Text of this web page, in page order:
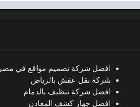
افضل شركة تصميم مواقع في مصر
شركة نقل عفش بالرياض
افضل شركة تنظيف بالدمام
افضل جهاز كشف المعادن